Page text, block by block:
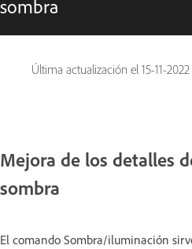
sombra
Última actualización el 15-11-2022
Mejora de los detalles
sombra
El comando Sombra/iluminación